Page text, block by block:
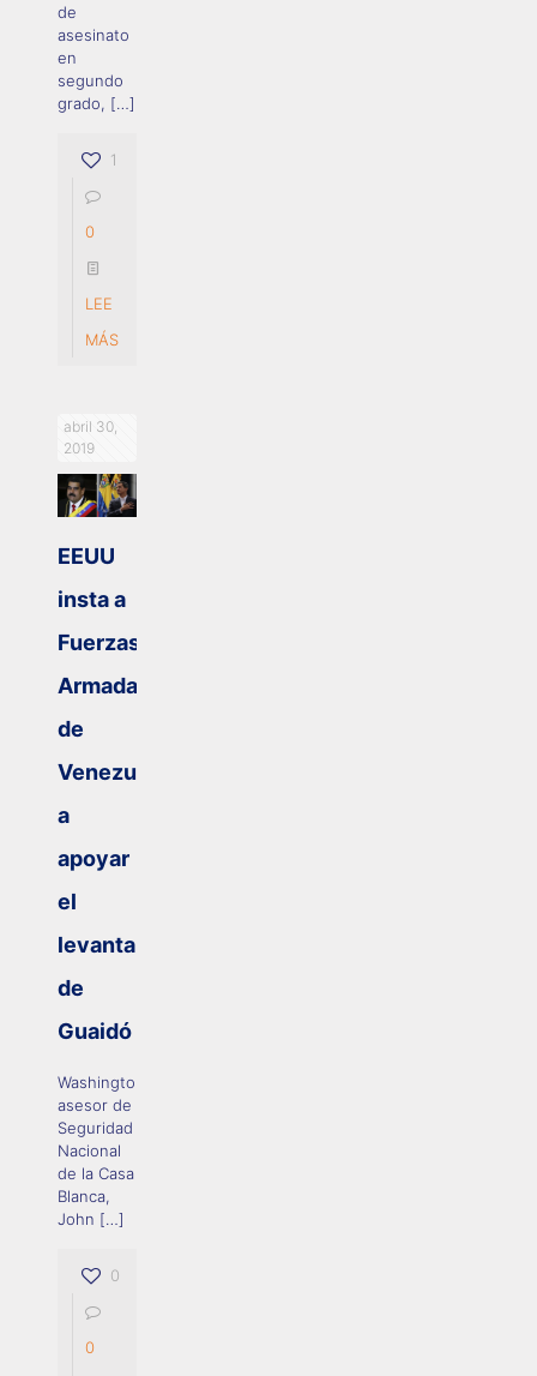
de
asesinato
en
segundo
grado, […]
1
0
LEE
MÁS
abril 30,
2019
EEUU
insta a
Fuerzas
Armadas
de
Venezuela
a
apoyar
el
levantamiento
de
Guaidó
Washington.- El
asesor de
Seguridad
Nacional
de la Casa
Blanca,
John […]
0
0